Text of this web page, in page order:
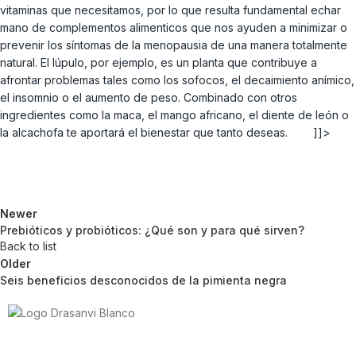
vitaminas que necesitamos, por lo que resulta fundamental echar
mano de complementos alimenticos que nos ayuden a minimizar o
prevenir los síntomas de la menopausia de una manera totalmente
natural. El lúpulo, por ejemplo, es un planta que contribuye a
afrontar problemas tales como los sofocos, el decaimiento anímico,
el insomnio o el aumento de peso. Combinado con otros
ingredientes como la maca, el mango africano, el diente de león o
la alcachofa te aportará el bienestar que tanto deseas. ]]>
Newer
Prebióticos y probióticos: ¿Qué son y para qué sirven?
Back to list
Older
Seis beneficios desconocidos de la pimienta negra